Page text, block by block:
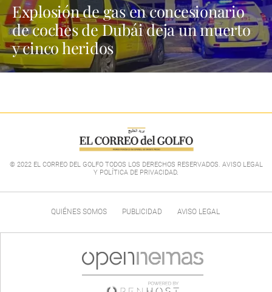
Explosión de gas en concesionario
de coches de Dubái deja un muerto
y cinco heridos
© 2022 EL CORREO DEL GOLFO TODOS LOS DERECHOS RESERVADOS. AVISO LEGAL
Y POLÍTICA DE PRIVACIDAD.
QUIÉNES SOMOS PUBLICIDAD AVISO LEGAL